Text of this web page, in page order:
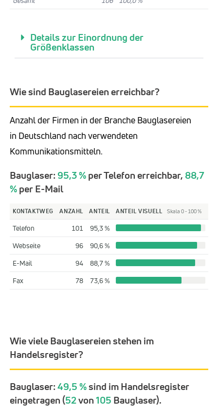
Details zur Einordnung der
Größenklassen
Wie sind Bauglasereien erreichbar?
Anzahl der Firmen in der Branche Bauglasereien
in Deutschland nach verwendeten
Kommunikationsmitteln.
Bauglaser:95,3 %per Telefon erreichbar, 88,7
%per E-Mail
KONTAKTWEG ANZAHL ANTEIL ANTEIL VISUELL Skala 0 - 100 %
Telefon 101
95,3 %
Webseite
96
90,6 %
E-Mail
94
88,7 %
Fax
78 73,6 %
Wie viele Bauglasereien stehen im
Handelsregister?
Bauglaser:49,5 %sind im Handelsregister
eingetragen (52von105 Bauglaser).